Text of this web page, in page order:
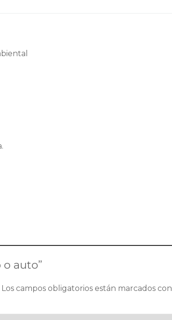
auto”
Los campos obligatorios están marcados